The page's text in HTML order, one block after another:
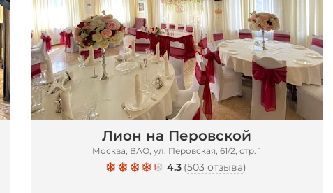
Лион на Перовской
Москва, ВАО, ул. Перовская, 61/2, стр. 1
4.3 (503 отзыва)